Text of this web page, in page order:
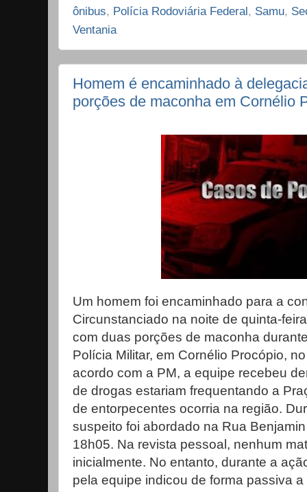
ônibus, Polícia Rodoviária Federal, Samu,
Ventania
Homem é encaminhado à
porções de maconha em Cornélio
Um homem foi encaminhado para a
Circunstanciado na noite de quinta-
com duas porções de maconha
Polícia Militar, em Cornélio Procópio,
acordo com a PM, a equipe recebeu
de drogas estariam frequentando a
de entorpecentes ocorria na região.
suspeito foi abordado na Rua
18h05. Na revista pessoal, nenhum
inicialmente. No entanto, durante a
pela equipe indicou de forma passiva